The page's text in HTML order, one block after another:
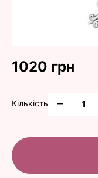
1020 грн
Кількість